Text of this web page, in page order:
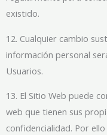
existido.
12. Cualquier cambio
información personal
Usuarios.
13. El Sitio Web puede
web que tienen sus
confidencialidad. Por